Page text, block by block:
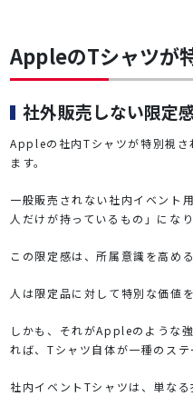
AppleのTシャツが
社外販売しない限定
Appleの社内Tシャツが特別視さ
ます。
一般販売されない社内イベント
人だけが持っているもの」になり
この限定感は、所属意識を高め
人は限定品に対して特別な価値
しかも、それがAppleのような
れば、Tシャツ自体が一種のステ
社内イベントTシャツは、単な